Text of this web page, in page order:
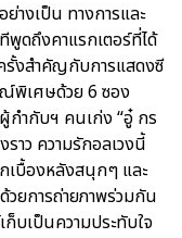
ย่างเป็น ทางการและ
พูดถึงคาแรกเตอร์ที่ได้
รั้งสำคัญกับการแสดงซี
ณ์พิเศษด้วย 6 ซอง
กำกับฯ คนเก่ง “อู๋ กร
าว ความรักอลเวงนี้
เบื้องหลังสนุกๆ และ
วยการถ่ายภาพร่วมกัน
บเป็นความประทับใจ